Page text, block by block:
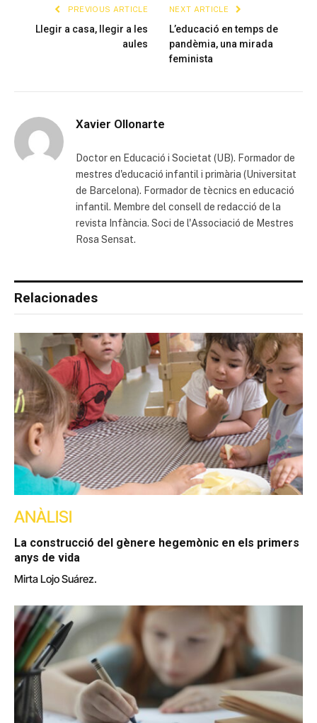
PREVIOUS ARTICLE
Llegir a casa, llegir a les
aules
NEXT ARTICLE
L’educació en temps de
pandèmia, una mirada
feminista
Xavier Ollonarte
Doctor en Educació i Societat (UB). Formador de
mestres d'educació infantil i primària (Universitat
de Barcelona). Formador de tècnics en educació
infantil. Membre del consell de redacció de la
revista Infància. Soci de l'Associació de Mestres
Rosa Sensat.
Relacionades
ANÀLISI
La construcció del gènere hegemònic en els primers
anys de vida
Mirta Lojo Suárez.